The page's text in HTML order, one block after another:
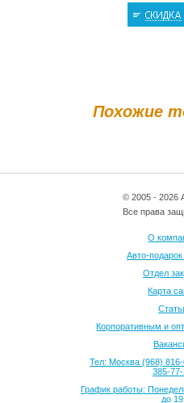
Похожие
© 2005 - 2026
Все права
О
Авто-
Отдел
Карта
Корпоративным и
Тел: Москва (968)
385-
График работы:
до 19